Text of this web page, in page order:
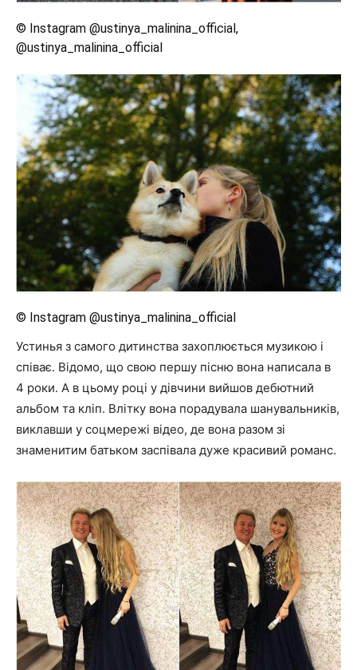
© Instagram @ustinya_malinina_official,
@ustinya_malinina_official
© Instagram @ustinya_malinina_official
Устинья з самого дитинства захоплюється музикою і
співає. Відомо, що свою першу пісню вона написала в
4 роки. А в цьому році у дівчини вийшов дебютний
альбом та кліп. Влітку вона порадувала шанувальників,
виклавши у соцмережі відео, де вона разом зі
знаменитим батьком заспівала дуже красивий романс.